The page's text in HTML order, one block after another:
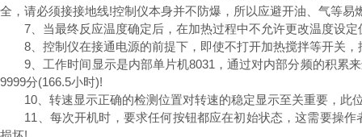
全，请必须接接地线!控制仪本身并不防爆，所以应避开油、气等易
7、当最终反应温度确定后，在加热过程中不允许更改温度设定
8、控制仪在接通电源的前提下，即使不打开加热搅拌等开关，
9、工作时间显示是内部单片机8031，通过对内部分频的积累来
9999分(166.5小时)!
10、转速显示正确的检测位置对转速的稳定显示至关重要，此
11、每次开机时，要求任何按钮都应在初始状态，这需要操作